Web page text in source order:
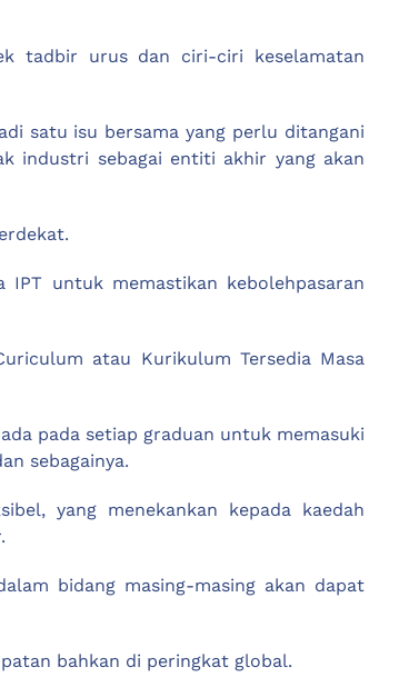
tadbir urus dan ciri-ciri keselamatan
satu isu bersama yang perlu ditangani
industri sebagai entiti akhir yang akan
untuk memastikan kebolehpasaran
atau Kurikulum Tersedia Masa
pada setiap graduan untuk memasuki
sebagainya.
yang menekankan kepada kaedah
bidang masing-masing akan dapat
bahkan di peringkat global.